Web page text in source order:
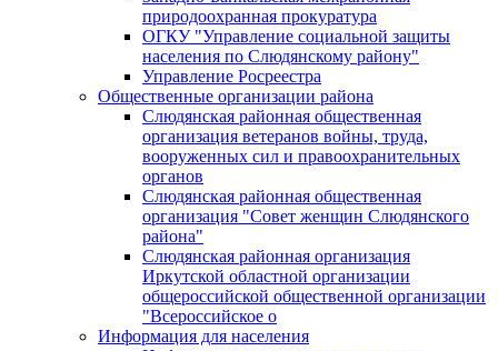
природоохранная прокуратура
ОГКУ "Управление социальной защиты
населения по Слюдянскому району"
Управление Росреестра
Общественные организации района
Слюдянская районная общественная
организация ветеранов войны, труда,
вооруженных сил и правоохранительных
органов
Слюдянская районная общественная
организация "Совет женщин Слюдянского
района"
Слюдянская районная организация
Иркутской областной организации
общероссийской общественной организации
"Всероссийское о
Информация для населения